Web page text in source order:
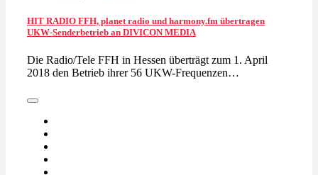
HIT RADIO FFH, planet radio und harmony.fm übertragen
UKW-Senderbetrieb an DIVICON MEDIA
Die Radio/Tele FFH in Hessen überträgt zum 1. April
2018 den Betrieb ihrer 56 UKW-Frequenzen…